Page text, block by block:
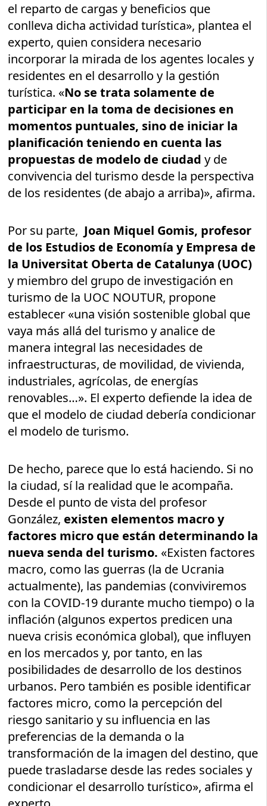
el reparto de cargas y beneficios que
conlleva dicha actividad turística», plantea el
experto, quien considera necesario
incorporar la mirada de los agentes locales y
residentes en el desarrollo y la gestión
turística. «No se trata solamente de
participar en la toma de decisiones en
momentos puntuales, sino de iniciar la
planificación teniendo en cuenta las
propuestas de modelo de ciudady de
convivencia del turismo desde la perspectiva
de los residentes (de abajo a arriba)», afirma.
Por su parte, Joan Miquel Gomis, profesor
de los Estudios de Economía y Empresa de
la Universitat Oberta de Catalunya (UOC)
y miembro del grupo de investigación en
turismo de la UOC NOUTUR, propone
establecer «una visión sostenible global que
vaya más allá del turismo y analice de
manera integral las necesidades de
infraestructuras, de movilidad, de vivienda,
industriales, agrícolas, de energías
renovables…». El experto defiende la idea de
que el modelo de ciudad debería condicionar
el modelo de turismo.
De hecho, parece que lo está haciendo. Si no
la ciudad, sí la realidad que le acompaña.
Desde el punto de vista del profesor
González, existen elementos macro y
factores micro que están determinando la
nueva senda del turismo. «Existen factores
macro, como las guerras (la de Ucrania
actualmente), las pandemias (conviviremos
con la COVID-19 durante mucho tiempo) o la
inflación (algunos expertos predicen una
nueva crisis económica global), que influyen
en los mercados y, por tanto, en las
posibilidades de desarrollo de los destinos
urbanos. Pero también es posible identificar
factores micro, como la percepción del
riesgo sanitario y su influencia en las
preferencias de la demanda o la
transformación de la imagen del destino, que
puede trasladarse desde las redes sociales y
condicionar el desarrollo turístico», afirma el